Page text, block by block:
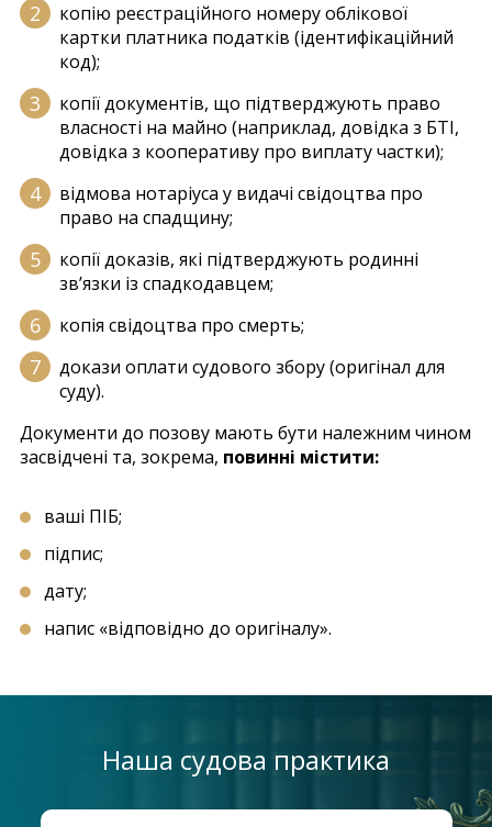
копію реєстраційного номеру облікової
картки платника податків (ідентифікаційний
код);
копії документів, що підтверджують право
власності на майно (наприклад, довідка з БТІ,
довідка з кооперативу про виплату частки);
відмова нотаріуса у видачі свідоцтва про
право на спадщину;
копії доказів, які підтверджують родинні
зв’язки із спадкодавцем;
копія свідоцтва про смерть;
докази оплати судового збору (оригінал для
суду).
Документи до позову мають бути належним чином
засвідчені та, зокрема, повинні містити:
ваші ПІБ;
підпис;
дату;
напис «відповідно до оригіналу».
Наша судова практика